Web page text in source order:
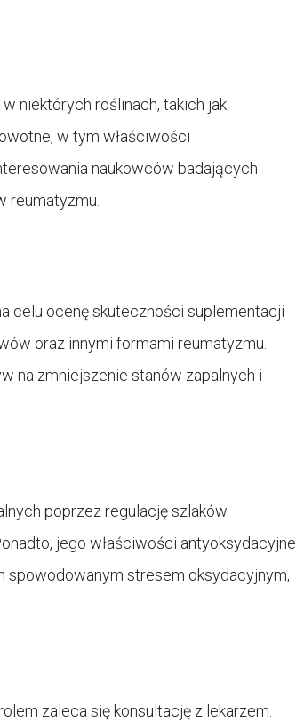
niektórych roślinach, takich jak
w tym właściwości
naukowców badających
reumatyzmu.
celu ocenę skuteczności suplementacji
oraz innymi formami reumatyzmu.
na zmniejszenie stanów zapalnych i
poprzez regulację szlaków
jego właściwości antyoksydacyjne
spowodowanym stresem oksydacyjnym,
zaleca się konsultację z lekarzem.